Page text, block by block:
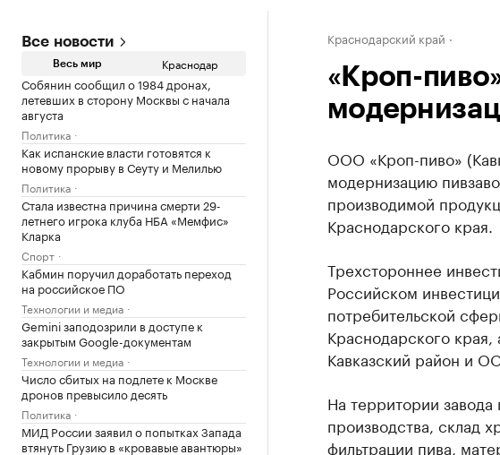
Все новости
Весь мир Краснодар
Собянин сообщил о 1984 дронах,
летевших в сторону Москвы с начала
августа
Политика
Как испанские власти готовятся к
новому прорыву в Сеуту и Мелилью
Политика
Стала известна причина смерти 29-
летнего игрока клуба НБА «Мемфис»
Кларка
Спорт
Кабмин поручил доработать переход
на российское ПО
Технологии и медиа
Gemini заподозрили в доступе к
закрытым Google-документам
Технологии и медиа
Число сбитых на подлете к Москве
дронов превысило десять
Политика
МИД России заявил о попытках Запада
втянуть Грузию в «кровавые авантюры»
Краснодарский край
«Кроп-
ООО «Кроп-пиво»
модернизацию
производимой
Краснодарского края.
Трехстороннее
Российском
потребительской
Краснодарского
Кавказский район и
На территории
производства, склад
фильтрации пива,